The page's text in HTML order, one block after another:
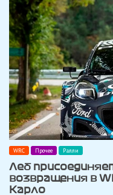
WRC Прочее Ралли
Леб
возвращения в
Карло